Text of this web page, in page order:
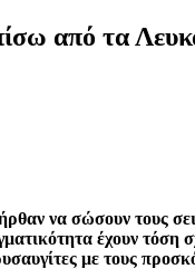
από τα
να σώσουν τους
έχουν
με τους